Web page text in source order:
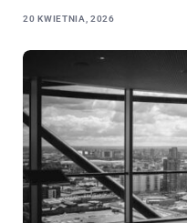
20 KWIETNIA, 2026